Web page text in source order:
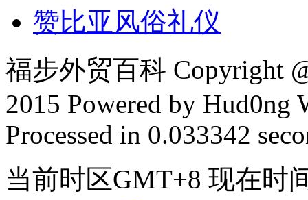
赞比亚风俗礼仪
福步外贸百科 Copyright
2015 Powered by Hud0ng
Processed in 0.033342
当前时区GMT+8 现在时